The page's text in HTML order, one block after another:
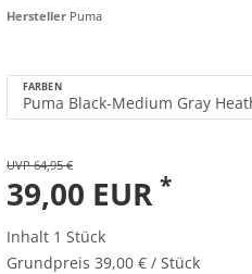
Hersteller Puma
FARBEN
UVP 64,95 €
39,00 EUR *
Inhalt 1 Stück
Grundpreis 39,00 € / Stück